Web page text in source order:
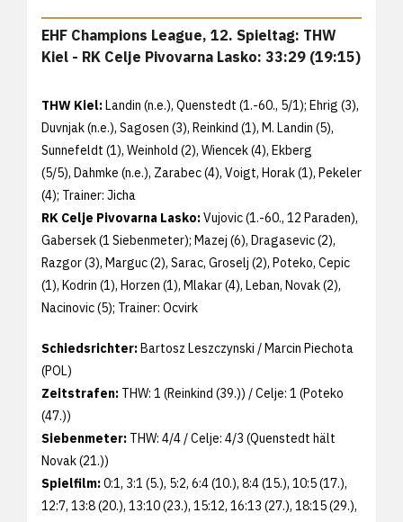
EHF Champions League, 12. Spieltag: THW
Kiel - RK Celje Pivovarna Lasko: 33:29 (19:15)
THW Kiel:Landin (n.e.), Quenstedt (1.-60., 5/1); Ehrig (3),
Duvnjak (n.e.), Sagosen (3), Reinkind (1), M. Landin (5),
Sunnefeldt (1), Weinhold (2), Wiencek (4), Ekberg
(5/5), Dahmke (n.e.), Zarabec (4), Voigt, Horak (1), Pekeler
(4); Trainer: Jicha
RK Celje Pivovarna Lasko:Vujovic (1.-60., 12 Paraden),
Gabersek (1 Siebenmeter); Mazej (6), Dragasevic (2),
Razgor (3), Marguc (2), Sarac, Groselj (2), Poteko, Cepic
(1), Kodrin (1), Horzen (1), Mlakar (4), Leban, Novak (2),
Nacinovic (5); Trainer: Ocvirk
Schiedsrichter:Bartosz Leszczynski / Marcin Piechota
(POL)
Zeitstrafen: THW: 1 (Reinkind (39.)) / Celje: 1 (Poteko
(47.))
Siebenmeter: THW: 4/4 / Celje: 4/3 (Quenstedt hält
Novak (21.))
Spielfilm:0:1, 3:1 (5.), 5:2, 6:4 (10.), 8:4 (15.), 10:5 (17.),
12:7, 13:8 (20.), 13:10 (23.), 15:12, 16:13 (27.), 18:15 (29.),